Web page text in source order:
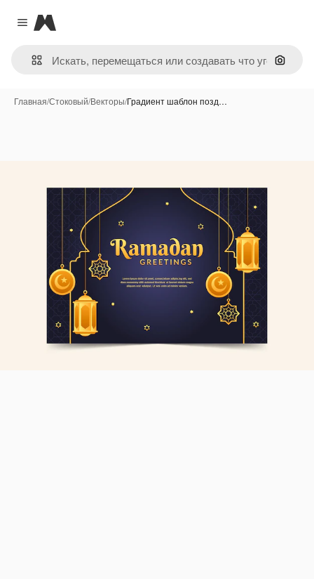
Close menu
Magnific
Поиск
Главная/Стоковый/Векторы/Градиент шаблон позд…